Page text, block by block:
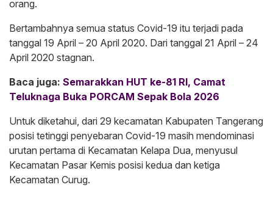
orang.
Bertambahnya semua status Covid-19 itu terjadi pada
tanggal 19 April – 20 April 2020. Dari tanggal 21 April – 24
April 2020 stagnan.
Baca juga: Semarakkan HUT ke-81 RI, Camat
Teluknaga Buka PORCAM Sepak Bola 2026
Untuk diketahui, dari 29 kecamatan Kabupaten Tangerang
posisi tetinggi penyebaran Covid-19 masih mendominasi
urutan pertama di Kecamatan Kelapa Dua, menyusul
Kecamatan Pasar Kemis posisi kedua dan ketiga
Kecamatan Curug.